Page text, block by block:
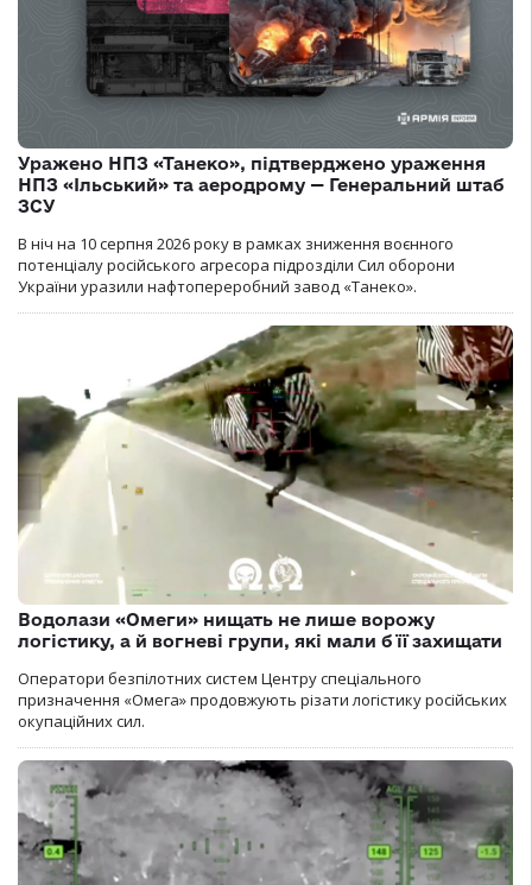
Уражено НПЗ «Танеко», підтверджено ураження
НПЗ «Ільський» та аеродрому — Генеральний штаб
ЗСУ
В ніч на 10 серпня 2026 року в рамках зниження воєнного
потенціалу російського агресора підрозділи Сил оборони
України уразили нафтопереробний завод «Танеко».
Водолази «Омеги» нищать не лише ворожу
логістику, а й вогневі групи, які мали б її захищати
Оператори безпілотних систем Центру спеціального
призначення «Омега» продовжують різати логістику російських
окупаційних сил.